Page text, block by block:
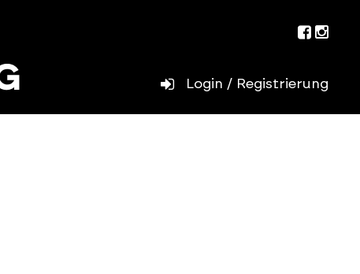
Login / Registrierung